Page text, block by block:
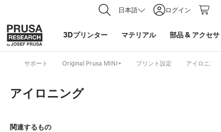
日本語 ログイン
3Dプリンター マテリアル 部品& アクセ
サポート Original Prusa MINI+ プリント設定 アイロニング
アイロニング
関連するもの